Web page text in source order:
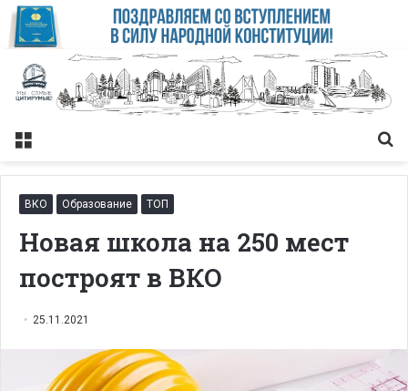
Меню
ВКО Образование ТОП
Новая школа на 250 мест
построят в ВКО
25.11.2021